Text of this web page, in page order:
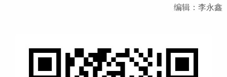
编辑：李永鑫